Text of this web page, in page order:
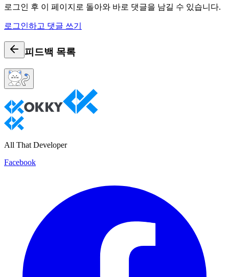
로그인 후 이 페이지로 돌아와 바로 댓글을 남길 수 있습니다.
로그인하고 댓글 쓰기
피드백 목록
All That Developer
Facebook